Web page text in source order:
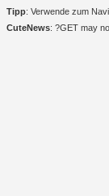
Tipp: Verwende zum
CuteNews: ?GET may